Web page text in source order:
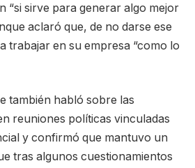
“si sirve para generar algo mejor
aclaró que, de no darse ese
trabajar en su empresa “como lo
también habló sobre las
reuniones políticas vinculadas
y confirmó que mantuvo un
tras algunos cuestionamientos